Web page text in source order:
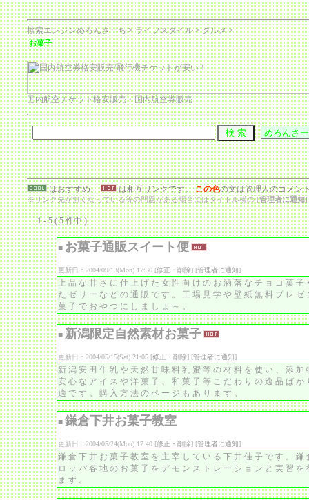
検索エンジンめろんさーち>ライフスタイル>グルメ>
お菓子
国内航空チケット格安販売・国内航空券販売
はおすすめ、 は相互リンクです。この色の文は管理人のコメン
※リンク先が無くなっている等の問題がある場合にはタイトル横の [管理者に通知]
1 - 5 ( 5 件中 )
■ お菓子通販スイート便
更新日：2004/09/13(Mon) 17:36 [修正・削除] [管理者に通知]
上品な甘さに仕上げた女性向けのお洒落なチョコ菓
たゼリーなどの通販です。工場見学や壁紙無料プレ
菓子でおやつにしましょ～。
■ 新潟限定自然素材お菓子
更新日：2004/05/15(Sat) 21:05 [修正・削除] [管理者に通知]
新潟安田牛乳や天然甘味料乳蜜等の材料を使い、添
安心なアイスや洋菓子、和菓子等こだわりの逸品ば
適です。購入方法のページもあります。
■ 鎌倉下井お菓子教室
更新日：2004/05/24(Mon) 17:40 [修正・削除] [管理者に通知]
鎌倉下井お菓子教室を主宰している下井佳子です。
ロッパ各地のお菓子をデモンストレーションと実習
ます。